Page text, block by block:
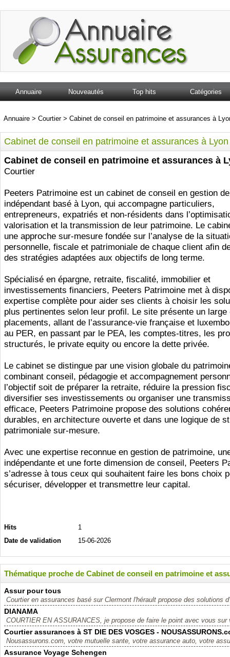
Annuaire Nouveautés Top hits Catégories
Annuaire > Courtier> Cabinet de conseil en patrimoine et assurances à
Cabinet de conseil en patrimoine et assurances à Lyon
Cabinet de conseil en patrimoine et assurances à
Courtier
Peeters Patrimoine est un cabinet de conseil en gestion
indépendant basé à Lyon, qui accompagne particuliers,
entrepreneurs, expatriés et non-résidents dans
valorisation et la transmission de leur patrimoine. Le
une approche sur-mesure fondée sur l’analyse de la
personnelle, fiscale et patrimoniale de chaque client afin
des stratégies adaptées aux objectifs de long terme.
Spécialisé en épargne, retraite, fiscalité, immobilier et
investissements financiers, Peeters Patrimoine met à
expertise complète pour aider ses clients à choisir les
plus pertinentes selon leur profil. Le site présente un large
placements, allant de l’assurance-vie française et
au PER, en passant par le PEA, les comptes-titres, les
structurés, le private equity ou encore la dette privée.
Le cabinet se distingue par une vision globale du
combinant conseil, pédagogie et accompagnement
l’objectif soit de préparer la retraite, réduire la pression
diversifier ses investissements ou organiser une
efficace, Peeters Patrimoine propose des solutions
durables, en architecture ouverte et dans une logique de
patrimoniale sur-mesure.
Avec une expertise reconnue en gestion de patrimoine,
indépendante et une forte dimension de conseil, Peeters
s’adresse à tous ceux qui souhaitent faire les bons choix
sécuriser, développer et transmettre leur capital.
Hits
1
Date de validation
15-06-2026
Thématique proche de Cabinet de conseil en patrimoine et
Assur pour tous
Courtier en assurances basé sur Clermont l'hérault propose des solutions
DIANAMA
COURTIER EN ASSURANCES, je propose de faire le point avec vous
Courtier assurances à ST DIE DES VOSGES -
Nousassurons.com, votre mutuelle sante, votre assurance auto, votre
Assurance Voyage Schengen